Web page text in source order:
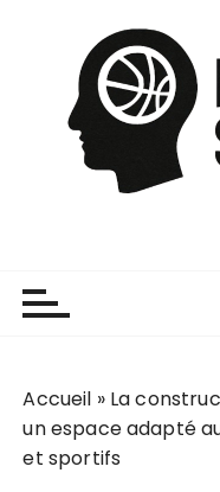
Accueil » La
un espace adapté
et sportifs